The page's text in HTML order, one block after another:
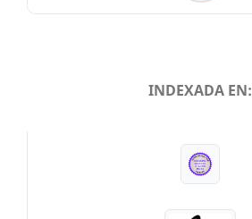
INDEXADA EN: